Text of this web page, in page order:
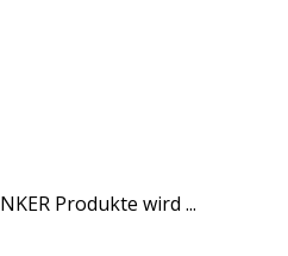
Produkte wird ...